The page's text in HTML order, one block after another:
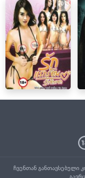
2013
ჩვენთან განთავსებული